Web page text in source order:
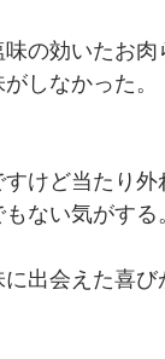
の効いたお
しなかった。
けど当たり
ない気がする
出会えた喜